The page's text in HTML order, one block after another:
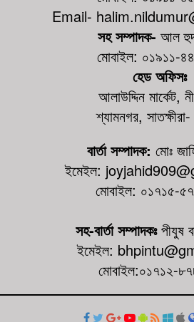
Email-
সহ সম্পাদক- আল
মোবাইল: ০১৯১১-
হেড অফিসঃ
আলাউদ্দিন মার্কেট,
শ্যামনগর,
বার্তা সম্পাদক: মোঃ
ইমেইল:
মোবাইল: ০১৭১৫-
সহ-বার্তা সম্পাদকঃপীযুষ
ইমেইল:
মোবাইল:০১৭১২-